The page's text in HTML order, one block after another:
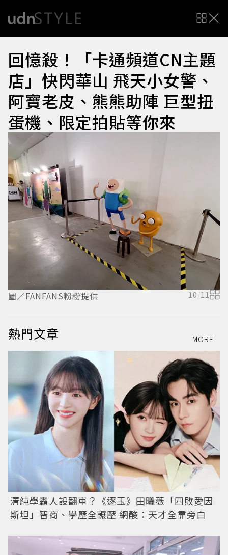
回憶殺！「卡通頻道CN主題
店」快閃華山 飛天小女警、
阿寶老皮、熊熊助陣 巨型扭
蛋機、限定拍貼等你來
圖／FANFANS粉粉提供 10 /11
熱門文章 MORE
清純學霸人設翻車？《逐玉》田曦薇「四敗愛因
斯坦」智商、學歷全輾壓 網酸：天才全靠旁白